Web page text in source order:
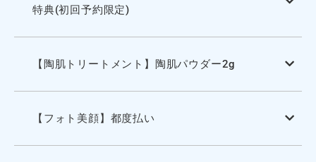
特典(初回予約限定)
【陶肌トリートメント】陶肌パウダー2g
【フォト美顔】都度払い